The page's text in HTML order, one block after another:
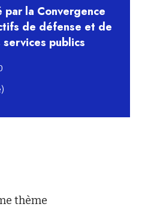
la Convergence
de défense et de
publics
thème